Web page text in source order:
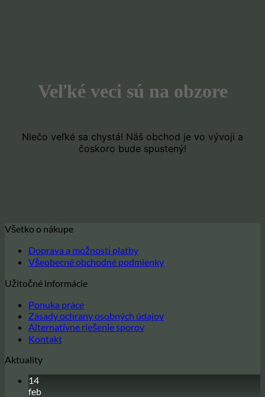
Veľké veci sú na obzore
Niečo veľké sa chystá! Náš obchod je vo vývoji a
čoskoro bude spustený!
Všetko o nákupe
Doprava a možnosti platby
Všeobecné obchodné podmienky
Užitočné informácie
Ponuka práce
Zásady ochrany osobných údajov
Alternatívne riešenie sporov
Kontakt
Aktuality
14
feb